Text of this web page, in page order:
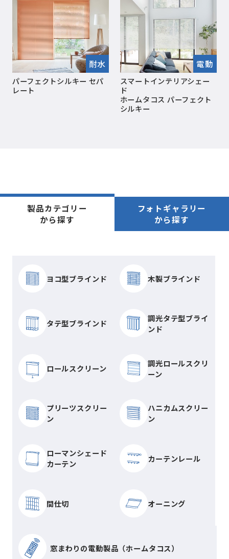
耐水
パーフェクトシルキー セパ
レート
電動
スマートインテリアシェー
ド
ホームタコス パーフェクト
シルキー
製品カテゴリー
から探す
フォトギャラリー
から探す
ヨコ型ブラインド 木製ブラインド
タテ型ブラインド
調光タテ型ブライ
ンド
ロールスクリーン
調光ロールスクリ
ーン
プリーツスクリー
ン
ハニカムスクリー
ン
ローマンシェード
カーテン
カーテンレール
間仕切 オーニング
窓まわりの電動製品（ホームタコス）